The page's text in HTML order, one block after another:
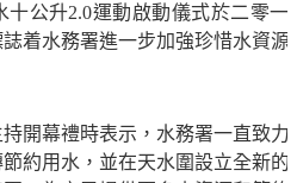
十公升2.0運動啟動儀式於二零一
着水務署進一步加強珍惜水資源
開幕禮時表示，水務署一直致力
約用水，並在天水圍設立全新的